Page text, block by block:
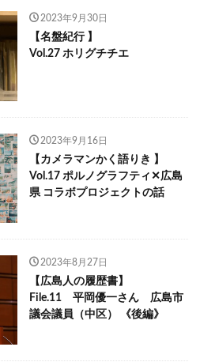
2023年9月30日
【名盤紀行 】
Vol.27 ホリグチチエ
2023年9月16日
【カメラマンかく語りき 】
Vol.17 ポルノグラフティ✕広島
県 コラボプロジェクトの話
2023年8月27日
【広島人の履歴書】
File.11 平岡優一さん 広島市
議会議員（中区） 《後編》